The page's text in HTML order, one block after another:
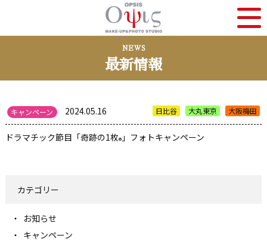
NEWS
最新情報
2024.05.16
キャンペーン 日比谷 大丸東京 大阪梅田
ドラマチック節目「奇跡の1枚®」フォトキャンペーン
カテゴリー
お知らせ
キャンペーン